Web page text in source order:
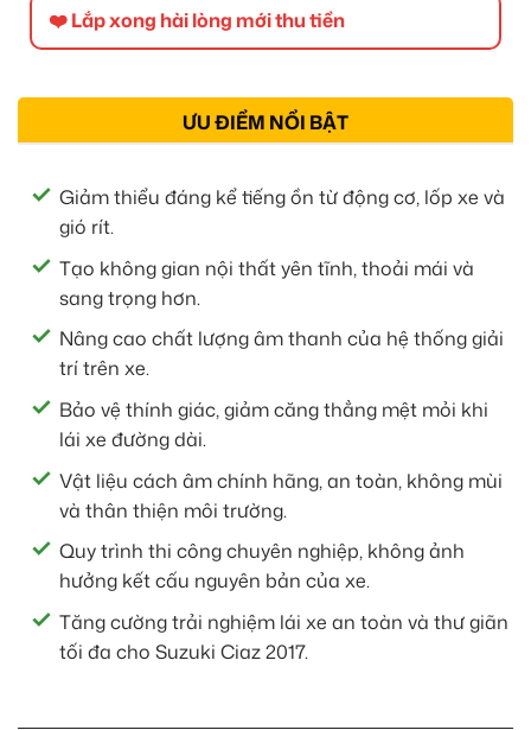
❤️ Lắp xong hài lòng mới thu tiền
ƯU ĐIỂM NỔI BẬT
Giảm thiểu đáng kể tiếng ồn từ động cơ, lốp xe và
gió rít.
Tạo không gian nội thất yên tĩnh, thoải mái và
sang trọng hơn.
Nâng cao chất lượng âm thanh của hệ thống giải
trí trên xe.
Bảo vệ thính giác, giảm căng thẳng mệt mỏi khi
lái xe đường dài.
Vật liệu cách âm chính hãng, an toàn, không mùi
và thân thiện môi trường.
Quy trình thi công chuyên nghiệp, không ảnh
hưởng kết cấu nguyên bản của xe.
Tăng cường trải nghiệm lái xe an toàn và thư giãn
tối đa cho Suzuki Ciaz 2017.